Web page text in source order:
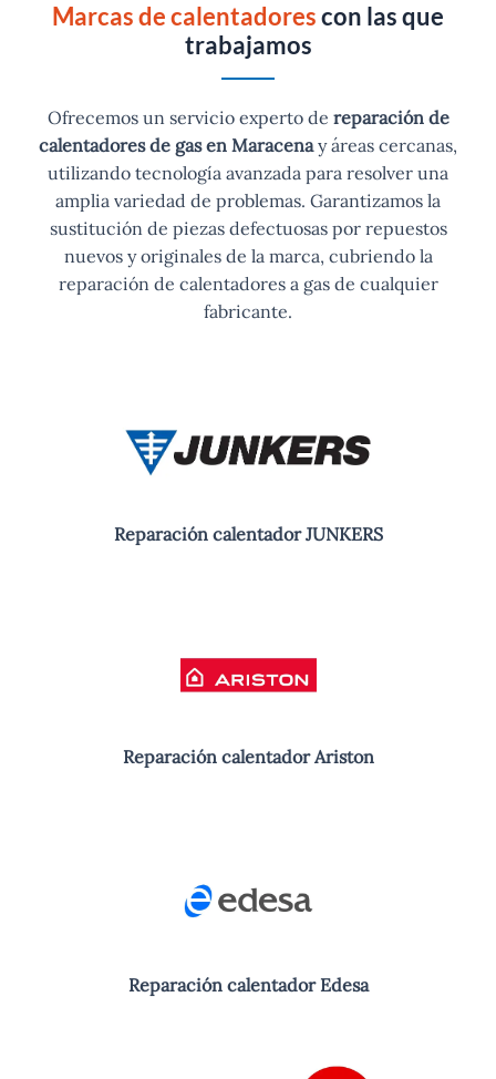
Marcas de calentadorescon las que
trabajamos
Ofrecemos un servicio experto de reparación de
calentadores de gas en Maracenay áreas cercanas,
utilizando tecnología avanzada para resolver una
amplia variedad de problemas. Garantizamos la
sustitución de piezas defectuosas por repuestos
nuevos y originales de la marca, cubriendo la
reparación de calentadores a gas de cualquier
fabricante.
Reparación calentador JUNKERS
Reparación calentador Ariston
Reparación calentador Edesa